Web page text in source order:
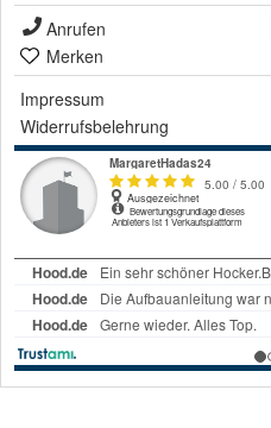
Anrufen
Merken
Impressum
Widerrufsbelehrung